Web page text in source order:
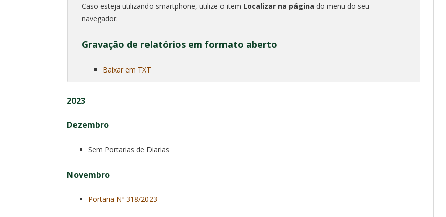
Caso esteja utilizando smartphone, utilize o item Localizar na página do menu do seu
navegador.
Gravação de relatórios em formato aberto
Baixar em TXT
2023
Dezembro
Sem Portarias de Diarias
Novembro
Portaria Nº 318/2023